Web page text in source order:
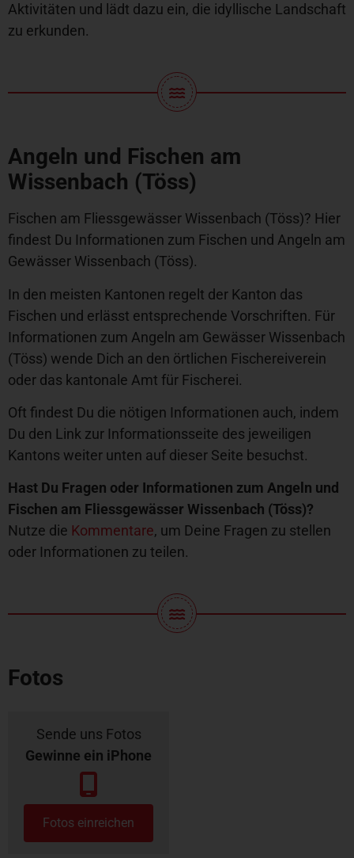
Aktivitäten und lädt dazu ein, die idyllische Landschaft
zu erkunden.
Angeln und Fischen am
Wissenbach (Töss)
Fischen am Fliessgewässer Wissenbach (Töss)? Hier
findest Du Informationen zum Fischen und Angeln am
Gewässer Wissenbach (Töss).
In den meisten Kantonen regelt der Kanton das
Fischen und erlässt entsprechende Vorschriften. Für
Informationen zum Angeln am Gewässer Wissenbach
(Töss) wende Dich an den örtlichen Fischereiverein
oder das kantonale Amt für Fischerei.
Oft findest Du die nötigen Informationen auch, indem
Du den Link zur Informationsseite des jeweiligen
Kantons weiter unten auf dieser Seite besuchst.
Hast Du Fragen oder Informationen zum Angeln und
Fischen am Fliessgewässer Wissenbach (Töss)?
Nutze die Kommentare, um Deine Fragen zu stellen
oder Informationen zu teilen.
Fotos
Sende uns Fotos
Gewinne ein iPhone
Fotos einreichen